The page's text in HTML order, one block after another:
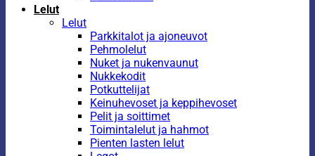
Lelut
Lelut
Parkkitalot ja ajoneuvot
Pehmolelut
Nuket ja nukenvaunut
Nukkekodit
Potkuttelijat
Keinuhevoset ja keppihevoset
Pelit ja soittimet
Toimintalelut ja hahmot
Pienten lasten lelut